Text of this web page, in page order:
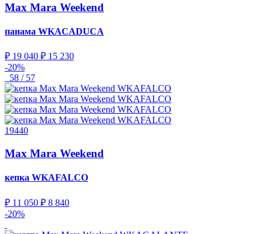
Max Mara Weekend
панама WKACADUCA
₽ 19 040 ₽ 15 230
-20%
58 / 57
19440
Max Mara Weekend
кепка WKAFALCO
₽ 11 050 ₽ 8 840
-20%